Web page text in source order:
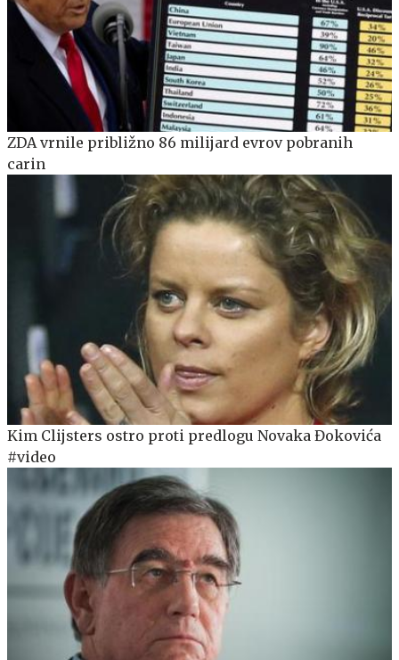
ZDA vrnile približno 86 milijard evrov pobranih
carin
Kim Clijsters ostro proti predlogu Novaka Đokovića
#video